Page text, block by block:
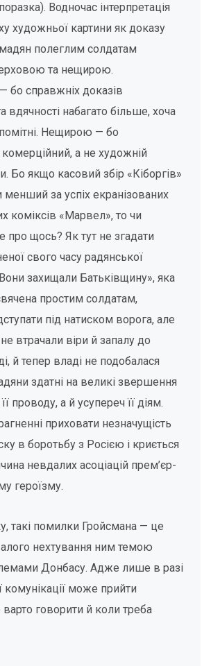
Водночас інтерпретація
художньої картини як доказу
полеглим солдатам
та нещирою.
справжніх доказів
вдячності набагато більше, хоча
Нещирою — бо
а не художній
Бо якщо касовий збір «Кіборгів»
за успіх екранізованих
коміксів «Марвел», то чи
про щось? Як тут не згадати
свого часу радянської
захищали Батьківщину», яка
простим солдатам,
під натиском ворога, але
втрачали віри й запалу до
й тепер владі не подобалася
здатні на великі звершення
проводу, а й усупереч її діям.
приховати незначущість
в боротьбу з Росією і криється
невдалих асоціацій прем’єр-
героїзму.
такі помилки Гройсмана — це
нехтування ним темою
Донбасу. Адже лише в разі
комунікації може прийти
говорити й коли треба